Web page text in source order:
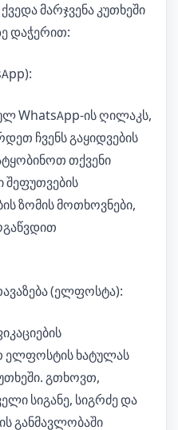
მარჯვენა კუთხეში
დაჭერით:
WhatsApp-ის ღილაკს,
ჩვენს გაყიდვების
თქვენი
შეფუთვების
ზომის მოთხოვნები,
(ელფოსტა):
ელფოსტის ხატულას
გთხოვთ,
სიგანე, სიგრძე და
განმავლობაში